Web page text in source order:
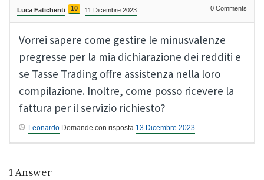
Luca Fatichenti 10 11 Dicembre 2023 0 Comments
Vorrei sapere come gestire le minusvalenze
pregresse per la mia dichiarazione dei redditi e
se Tasse Trading offre assistenza nella loro
compilazione. Inoltre, come posso ricevere la
fattura per il servizio richiesto?
Leonardo Domande con risposta 13 Dicembre 2023
1 Answer